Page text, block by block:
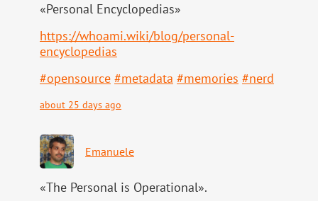
«Personal Encyclopedias»
https://whoami.wiki/blog/personal-
encyclopedias
#opensource #metadata #memories #nerd
about 25 days ago
Emanuele
«The Personal is Operational».